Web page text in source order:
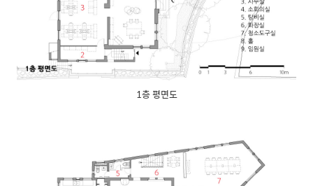
1층 평면도